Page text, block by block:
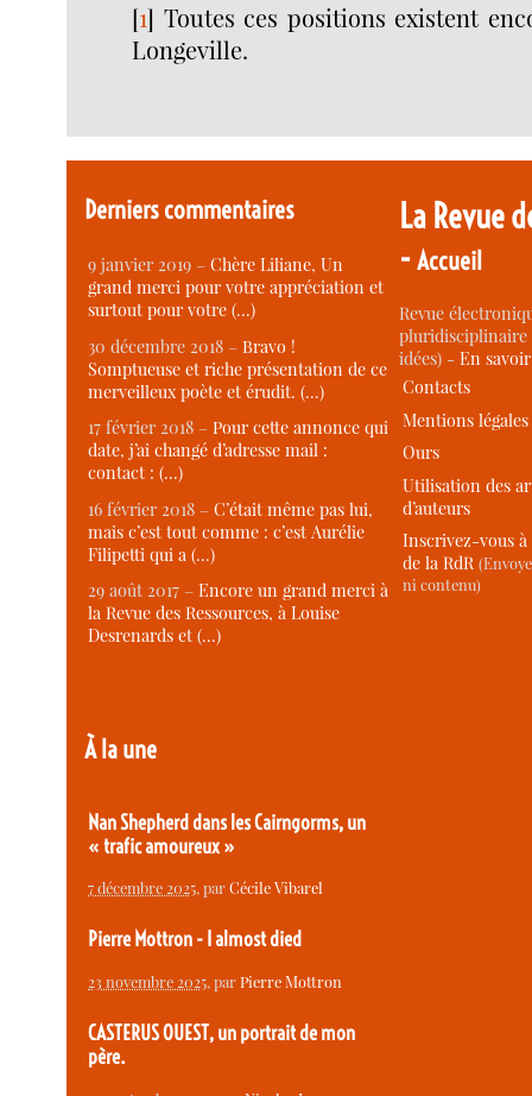
[1] Toutes ces positions existent
Longeville.
Derniers commentaires
9 janvier 2019 –Chère Liliane, Un
grand merci pour votre appréciation et
surtout pour votre (…)
30 décembre 2018 –Bravo !
Somptueuse et riche présentation de ce
merveilleux poète et érudit. (…)
17 février 2018 –Pour cette annonce qui
date, j’ai changé d’adresse mail :
contact : (…)
16 février 2018 –C’était même pas lui,
mais c’est tout comme : c’est Aurélie
Filipetti qui a (…)
29 août 2017 –Encore un grand merci à
la Revue des Ressources, à Louise
Desrenards et (…)
À la une
Nan Shepherd dans les Cairngorms, un
« trafic amoureux »
7 décembre 2025, parCécile Vibarel
Pierre Mottron - I almost died
23 novembre 2025, parPierre Mottron
CASTERUS OUEST, un portrait de mon
père.
La Revue
-Accueil
Revue
idées) -En
Contacts
Mentions légales
Ours
Utilisation des
d’auteurs
Inscrivez-vous
de la RdR
ni contenu)